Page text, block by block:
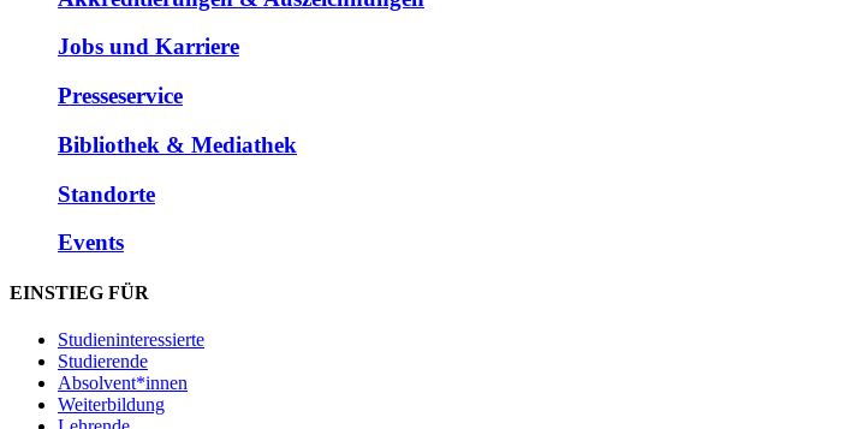
Jobs und Karriere
Presseservice
Bibliothek & Mediathek
Standorte
Events
EINSTIEG FÜR
Studieninteressierte
Studierende
Absolvent*innen
Weiterbildung